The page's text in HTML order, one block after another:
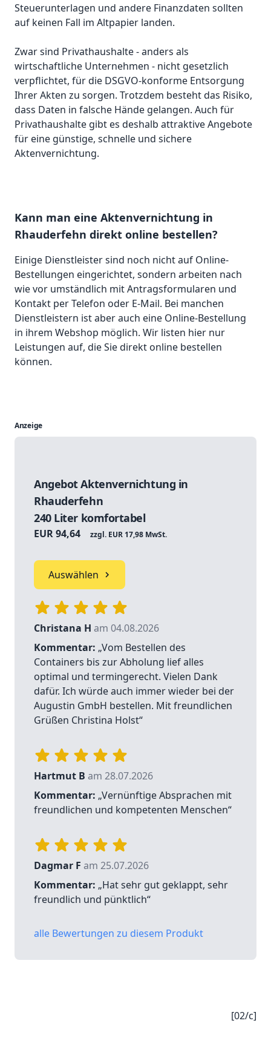
Steuerunterlagen und andere Finanzdaten sollten
auf keinen Fall im Altpapier landen.
Zwar sind Privathaushalte - anders als
wirtschaftliche Unternehmen - nicht gesetzlich
verpflichtet, für die DSGVO-konforme Entsorgung
Ihrer Akten zu sorgen. Trotzdem besteht das Risiko,
dass Daten in falsche Hände gelangen. Auch für
Privathaushalte gibt es deshalb attraktive Angebote
für eine günstige, schnelle und sichere
Aktenvernichtung.
Kann man eine Aktenvernichtung in
Rhauderfehn direkt online bestellen?
Einige Dienstleister sind noch nicht auf Online-
Bestellungen eingerichtet, sondern arbeiten nach
wie vor umständlich mit Antragsformularen und
Kontakt per Telefon oder E-Mail. Bei manchen
Dienstleistern ist aber auch eine Online-Bestellung
in ihrem Webshop möglich. Wir listen hier nur
Leistungen auf, die Sie direkt online bestellen
können.
Anzeige
Angebot Aktenvernichtung in
Rhauderfehn
240 Liter komfortabel
EUR 94,64 zzgl. EUR 17,98 MwSt.
Auswählen
Christana H am 04.08.2026
Kommentar: „Vom Bestellen des
Containers bis zur Abholung lief alles
optimal und termingerecht. Vielen Dank
dafür. Ich würde auch immer wieder bei der
Augustin GmbH bestellen. Mit freundlichen
Grüßen Christina Holst“
Hartmut B am 28.07.2026
Kommentar: „Vernünftige Absprachen mit
freundlichen und kompetenten Menschen“
Dagmar F am 25.07.2026
Kommentar: „Hat sehr gut geklappt, sehr
freundlich und pünktlich“
alle Bewertungen zu diesem Produkt
[02/c]